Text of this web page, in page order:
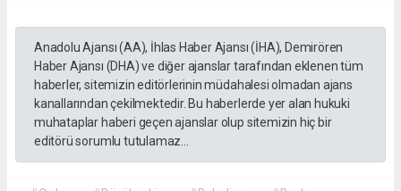
Anadolu Ajansı (AA), İhlas Haber Ajansı (İHA), Demirören
Haber Ajansı (DHA) ve diğer ajanslar tarafından eklenen tüm
haberler, sitemizin editörlerinin müdahalesi olmadan ajans
kanallarından çekilmektedir. Bu haberlerde yer alan hukuki
muhataplar haberi geçen ajanslar olup sitemizin hiç bir
editörü sorumlu tutulamaz...